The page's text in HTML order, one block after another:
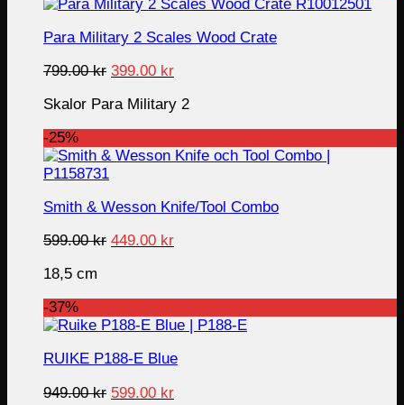
Para Military 2 Scales Wood Crate
799.00kr Original
was:
399.00 krCurrent
is:
Skalor Para Military 2
-25%
Smith & Wesson Knife/Tool Combo
599.00kr Original
449.00 krCurrent
18,5 cm
-37%
RUIKE P188-E Blue
949.00kr Original
599.00 krCurrent